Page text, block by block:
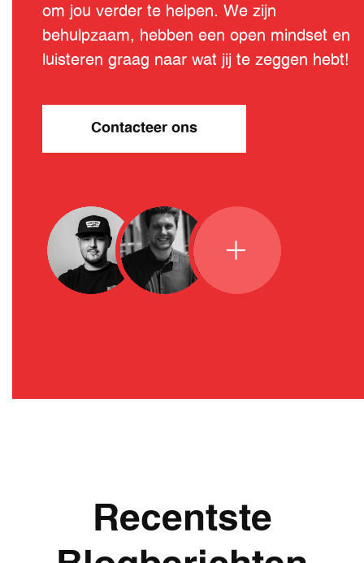
om jou verder te helpen. We zijn
behulpzaam, hebben een open mindset en
luisteren graag naar wat jij te zeggen hebt!
Contacteer ons
Recentste